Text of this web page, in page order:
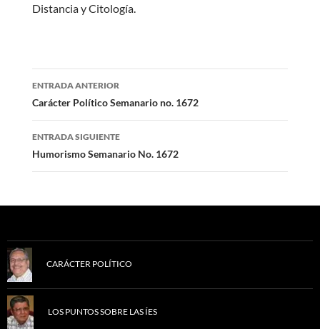
Distancia y Citología.
Navegación
de
entradas
ENTRADA ANTERIOR
Carácter Político Semanario no. 1672
ENTRADA SIGUIENTE
Humorismo Semanario No. 1672
CARÁCTER POLÍTICO
LOS PUNTOS SOBRE LAS ÍES